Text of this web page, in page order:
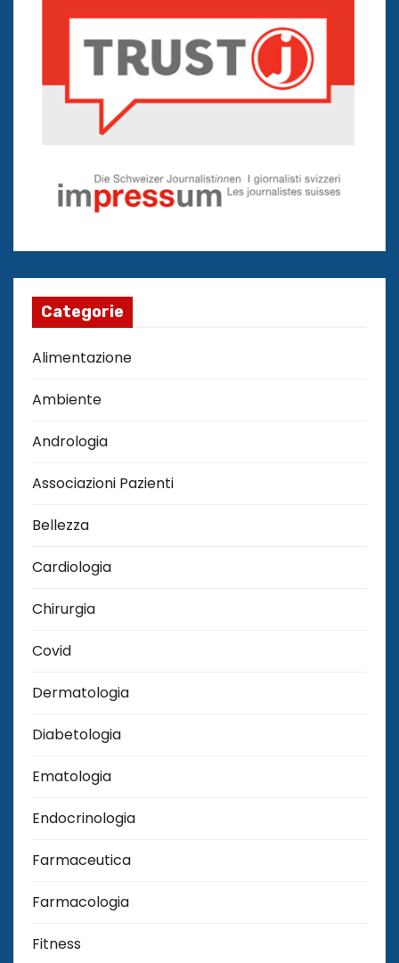
Categorie
Alimentazione
Ambiente
Andrologia
Associazioni Pazienti
Bellezza
Cardiologia
Chirurgia
Covid
Dermatologia
Diabetologia
Ematologia
Endocrinologia
Farmaceutica
Farmacologia
Fitness